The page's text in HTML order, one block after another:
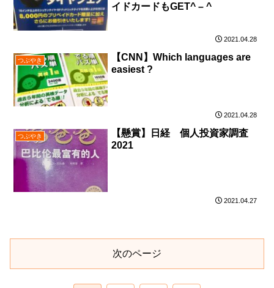
イドカードもGET^ – ^
2021.04.28
つぶやき
【CNN】Which languages are
easiest ?
2021.04.28
つぶやき
【懸賞】日経 個人投資家調査
2021
2021.04.27
次のページ